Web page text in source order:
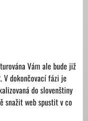
Vám ale bude již
V dokončovací fázi je
do slovenštiny
snažit web spustit v co